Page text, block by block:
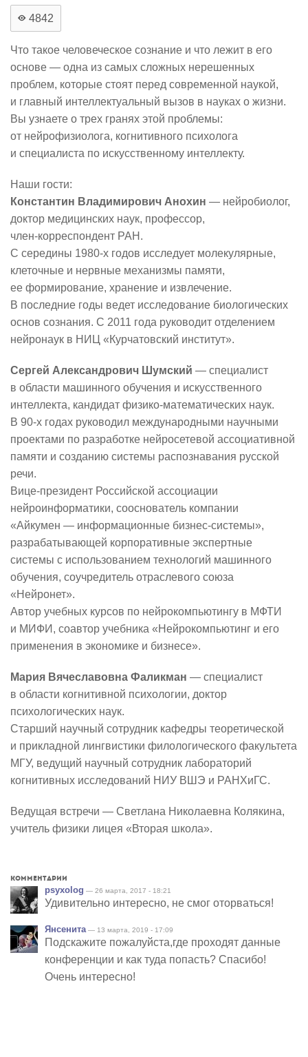
4842
Что такое человеческое сознание и что лежит в его
основе — одна из самых сложных нерешенных
проблем, которые стоят перед современной наукой,
и главный интеллектуальный вызов в науках о жизни.
Вы узнаете о трех гранях этой проблемы:
от нейрофизиолога, когнитивного психолога
и специалиста по искусственному интеллекту.
Наши гости:
Константин Владимирович Анохин — нейробиолог,
доктор медицинских наук, профессор,
член-корреспондент РАН.
С середины 1980-х годов исследует молекулярные,
клеточные и нервные механизмы памяти,
ее формирование, хранение и извлечение.
В последние годы ведет исследование биологических
основ сознания. С 2011 года руководит отделением
нейронаук в НИЦ «Курчатовский институт».
Сергей Александрович Шумский — специалист
в области машинного обучения и искусственного
интеллекта, кандидат физико-математических наук.
В 90-х годах руководил международными научными
проектами по разработке нейросетевой ассоциативной
памяти и созданию системы распознавания русской
речи.
Вице-президент Российской ассоциации
нейроинформатики, сооснователь компании
«Айкумен — информационные бизнес-системы»,
разрабатывающей корпоративные экспертные
системы с использованием технологий машинного
обучения, соучредитель отраслевого союза
«Нейронет».
Автор учебных курсов по нейрокомпьютингу в МФТИ
и МИФИ, соавтор учебника «Нейрокомпьютинг и его
применения в экономике и бизнесе».
Мария Вячеславовна Фаликман — специалист
в области когнитивной психологии, доктор
психологических наук.
Старший научный сотрудник кафедры теоретической
и прикладной лингвистики филологического факультета
МГУ, ведущий научный сотрудник лабораторий
когнитивных исследований НИУ ВШЭ и РАНХиГС.
Ведущая встречи — Светлана Николаевна Колякина,
учитель физики лицея «Вторая школа».
Комментарии
psyxolog — 26 марта, 2017 - 18:21
Удивительно интересно, не смог оторваться!
Янсенита — 13 марта, 2019 - 17:09
Подскажите пожалуйста,где проходят данные
конференции и как туда попасть? Спасибо!
Очень интересно!